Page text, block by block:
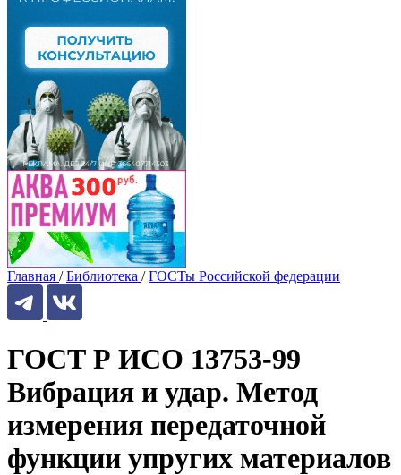
Главная / Библиотека / ГОСТы Российской федерации
ГОСТ Р ИСО 13753-99
Вибрация и удар. Метод
измерения передаточной
функции упругих материалов